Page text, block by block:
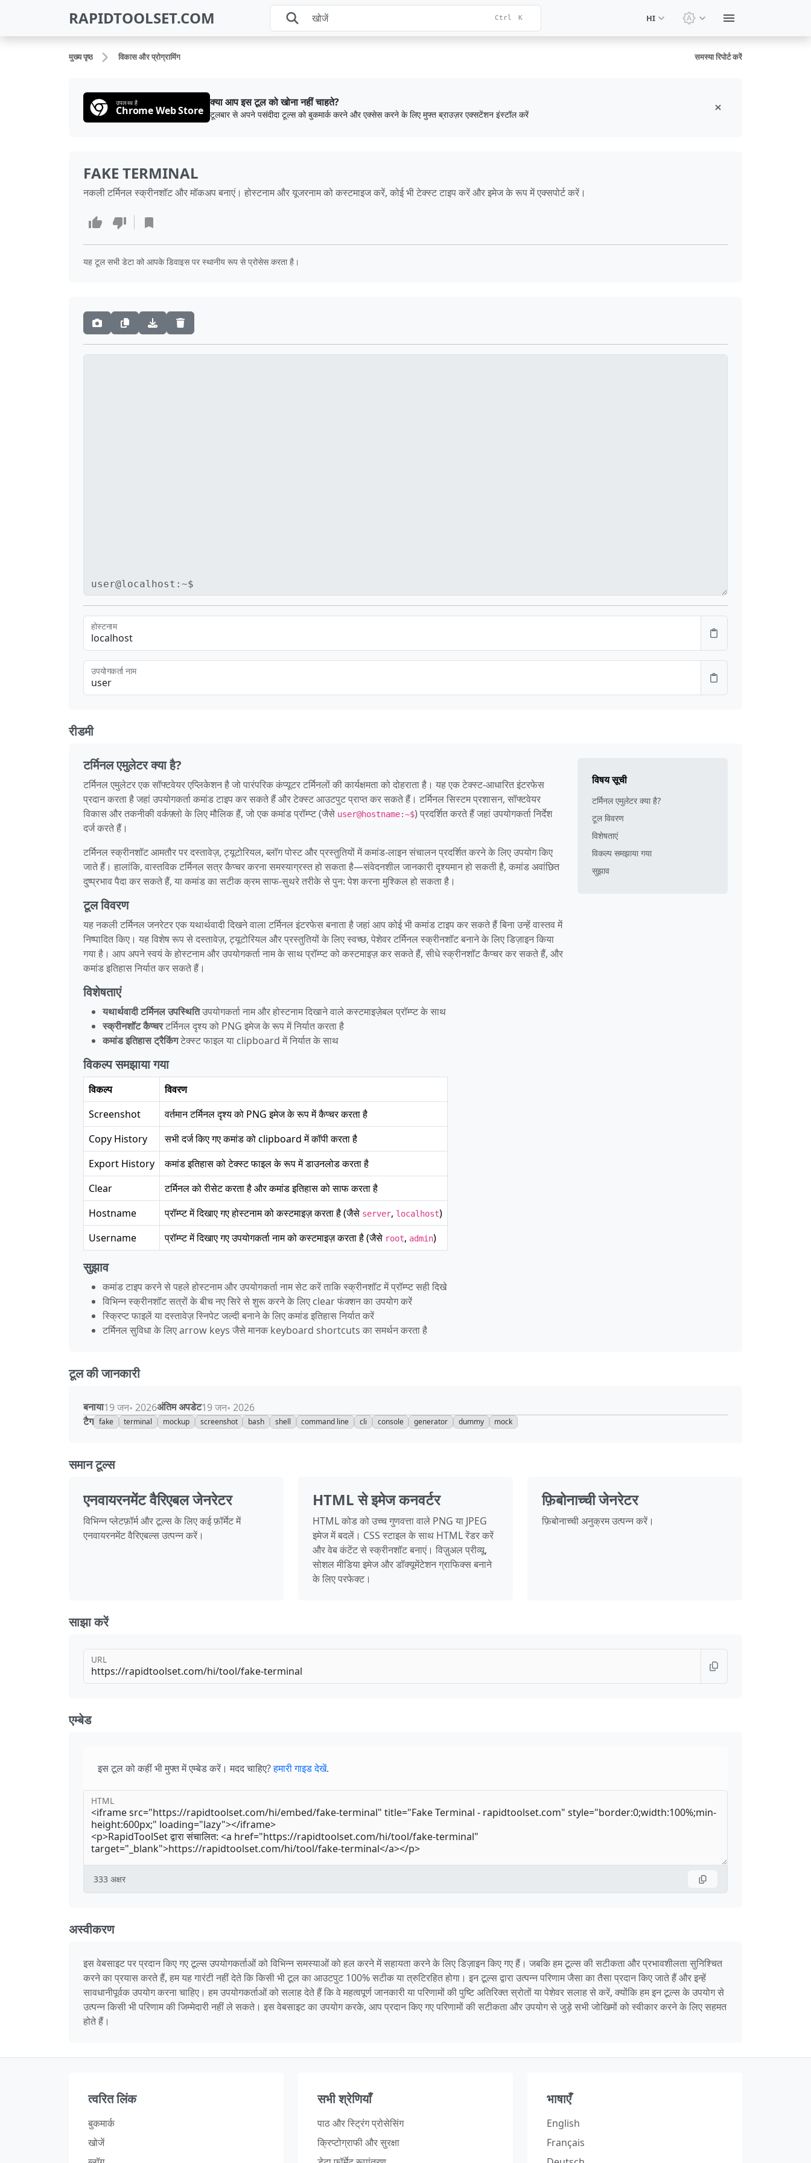
RAPIDTOOLSET.COM Ctrl K HI थीम बदलें: सिस्टम थीम
मुख्य पृष्ठ विकास और प्रोग्रामिंग समस्या रिपोर्ट करें
उपलब्ध है
Chrome Web Store
क्या आप इस टूल को खोना नहीं चाहते?
टूलबार से अपने पसंदीदा टूल्स को बुकमार्क करने और एक्सेस करने के लिए मुफ्त ब्राउज़र एक्सटेंशन इंस्टॉल करें
FAKE TERMINAL
नकली टर्मिनल स्क्रीनशॉट और मॉकअप बनाएं। होस्टनाम और यूजरनाम को कस्टमाइज करें, कोई भी टेक्स्ट टाइप करें और इमेज के रूप में एक्सपोर्ट करें।
यह टूल सभी डेटा को आपके डिवाइस पर स्थानीय रूप से प्रोसेस करता है।
user@localhost:~$
होस्टनाम
उपयोगकर्ता नाम
रीडमी
टर्मिनल एमुलेटर क्या है?
टर्मिनल एमुलेटर एक सॉफ्टवेयर एप्लिकेशन है जो पारंपरिक कंप्यूटर टर्मिनलों की कार्यक्षमता को दोहराता है। यह एक टेक्स्ट-आधारित इंटरफेस
प्रदान करता है जहां उपयोगकर्ता कमांड टाइप कर सकते हैं और टेक्स्ट आउटपुट प्राप्त कर सकते हैं। टर्मिनल सिस्टम प्रशासन, सॉफ्टवेयर
विकास और तकनीकी वर्कफ़्लो के लिए मौलिक हैं, जो एक कमांड प्रॉम्प्ट (जैसे user@hostname:~$) प्रदर्शित करते हैं जहां उपयोगकर्ता निर्देश
दर्ज करते हैं।
टर्मिनल स्क्रीनशॉट आमतौर पर दस्तावेज़, ट्यूटोरियल, ब्लॉग पोस्ट और प्रस्तुतियों में कमांड-लाइन संचालन प्रदर्शित करने के लिए उपयोग किए
जाते हैं। हालांकि, वास्तविक टर्मिनल सत्र कैप्चर करना समस्याग्रस्त हो सकता है—संवेदनशील जानकारी दृश्यमान हो सकती है, कमांड अवांछित
दुष्प्रभाव पैदा कर सकते हैं, या कमांड का सटीक क्रम साफ-सुथरे तरीके से पुन: पेश करना मुश्किल हो सकता है।
टूल विवरण
यह नकली टर्मिनल जनरेटर एक यथार्थवादी दिखने वाला टर्मिनल इंटरफेस बनाता है जहां आप कोई भी कमांड टाइप कर सकते हैं बिना उन्हें वास्तव में
निष्पादित किए। यह विशेष रूप से दस्तावेज़, ट्यूटोरियल और प्रस्तुतियों के लिए स्वच्छ, पेशेवर टर्मिनल स्क्रीनशॉट बनाने के लिए डिज़ाइन किया
गया है। आप अपने स्वयं के होस्टनाम और उपयोगकर्ता नाम के साथ प्रॉम्प्ट को कस्टमाइज़ कर सकते हैं, सीधे स्क्रीनशॉट कैप्चर कर सकते हैं, और
कमांड इतिहास निर्यात कर सकते हैं।
विशेषताएं
यथार्थवादी टर्मिनल उपस्थितिउपयोगकर्ता नाम और होस्टनाम दिखाने वाले कस्टमाइज़ेबल प्रॉम्प्ट के साथ
स्क्रीनशॉट कैप्चरटर्मिनल दृश्य को PNG इमेज के रूप में निर्यात करता है
कमांड इतिहास ट्रैकिंगटेक्स्ट फाइल या clipboard में निर्यात के साथ
विकल्प समझाया गया
विकल्प
विवरण
Screenshot
वर्तमान टर्मिनल दृश्य को PNG इमेज के रूप में कैप्चर करता है
Copy History
सभी दर्ज किए गए कमांड को clipboard में कॉपी करता है
Export History
कमांड इतिहास को टेक्स्ट फाइल के रूप में डाउनलोड करता है
Clear
टर्मिनल को रीसेट करता है और कमांड इतिहास को साफ करता है
Hostname
प्रॉम्प्ट में दिखाए गए होस्टनाम को कस्टमाइज़ करता है (जैसे server, localhost)
Username
प्रॉम्प्ट में दिखाए गए उपयोगकर्ता नाम को कस्टमाइज़ करता है (जैसे root, admin)
सुझाव
कमांड टाइप करने से पहले होस्टनाम और उपयोगकर्ता नाम सेट करें ताकि स्क्रीनशॉट में प्रॉम्प्ट सही दिखे
विभिन्न स्क्रीनशॉट सत्रों के बीच नए सिरे से शुरू करने के लिए clear फंक्शन का उपयोग करें
स्क्रिप्ट फाइलें या दस्तावेज़ स्निपेट जल्दी बनाने के लिए कमांड इतिहास निर्यात करें
टर्मिनल सुविधा के लिए arrow keys जैसे मानक keyboard shortcuts का समर्थन करता है
विषय सूची
टर्मिनल एमुलेटर क्या है?
टूल विवरण
विशेषताएं
विकल्प समझाया गया
सुझाव
टूल की जानकारी
बनाया19 जन॰ 2026अंतिम अपडेट19 जन॰ 2026
टैग fake terminal mockup screenshot bash shell command line cli console generator dummy mock
समान टूल्स
एनवायरनमेंट वैरिएबल जेनरेटर
विभिन्न प्लेटफ़ॉर्म और टूल्स के लिए कई फ़ॉर्मेट में
एनवायरनमेंट वैरिएबल्स उत्पन्न करें।
HTML से इमेज कनवर्टर
HTML कोड को उच्च गुणवत्ता वाले PNG या JPEG
इमेज में बदलें। CSS स्टाइल के साथ HTML रेंडर करें
और वेब कंटेंट से स्क्रीनशॉट बनाएं। विज़ुअल प्रीव्यू,
सोशल मीडिया इमेज और डॉक्यूमेंटेशन ग्राफिक्स बनाने
के लिए परफेक्ट।
फ़िबोनाच्ची जेनरेटर
फ़िबोनाच्ची अनुक्रम उत्पन्न करें।
साझा करें
URL
एम्बेड
इस टूल को कहीं भी मुफ्त में एम्बेड करें। मदद चाहिए?हमारी गाइड देखें.
HTML
333 अक्षर
अस्वीकरण
इस वेबसाइट पर प्रदान किए गए टूल्स उपयोगकर्ताओं को विभिन्न समस्याओं को हल करने में सहायता करने के लिए डिज़ाइन किए गए हैं। जबकि हम टूल्स की सटीकता और प्रभावशीलता सुनिश्चित
करने का प्रयास करते हैं, हम यह गारंटी नहीं देते कि किसी भी टूल का आउटपुट 100% सटीक या त्रुटिरहित होगा। इन टूल्स द्वारा उत्पन्न परिणाम जैसा का तैसा प्रदान किए जाते हैं और इन्हें
सावधानीपूर्वक उपयोग करना चाहिए। हम उपयोगकर्ताओं को सलाह देते हैं कि वे महत्वपूर्ण जानकारी या परिणामों की पुष्टि अतिरिक्त स्रोतों या पेशेवर सलाह से करें, क्योंकि हम इन टूल्स के उपयोग से
उत्पन्न किसी भी परिणाम की जिम्मेदारी नहीं ले सकते। इस वेबसाइट का उपयोग करके, आप प्रदान किए गए परिणामों की सटीकता और उपयोग से जुड़े सभी जोखिमों को स्वीकार करने के लिए सहमत
होते हैं।
त्वरित लिंक
बुकमार्क
खोजें
सभी श्रेणियाँ
पाठ और स्ट्रिंग प्रोसेसिंग
क्रिप्टोग्राफी और सुरक्षा
भाषाएँ
English
Français